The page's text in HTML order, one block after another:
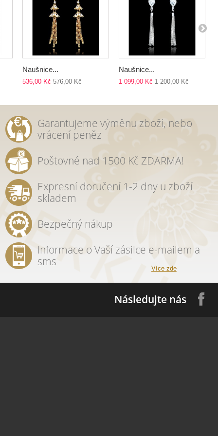
Naušnice...
536,00 Kč 576,00 Kč
Naušnice...
1 099,00 Kč 1 200,00 Kč
Garantujeme výměnu zboží, nebo
vrácení peněz
Poštovné nad 1500 Kč ZDARMA!
Expresní doručení 1-2 dny u zboží
skladem
Bezpečný nákup
Informace o Vaší zásilce e-mailem a
sms
Více zde
Následujte nás